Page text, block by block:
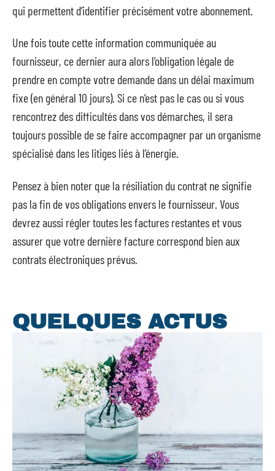
qui permettent d’identifier précisément votre abonnement.
Une fois toute cette information communiquée au
fournisseur, ce dernier aura alors l’obligation légale de
prendre en compte votre demande dans un délai maximum
fixe (en général 10 jours). Si ce n’est pas le cas ou si vous
rencontrez des difficultés dans vos démarches, il sera
toujours possible de se faire accompagner par un organisme
spécialisé dans les litiges liés à l’énergie.
Pensez à bien noter que la résiliation du contrat ne signifie
pas la fin de vos obligations envers le fournisseur. Vous
devrez aussi régler toutes les factures restantes et vous
assurer que votre dernière facture correspond bien aux
contrats électroniques prévus.
QUELQUES ACTUS